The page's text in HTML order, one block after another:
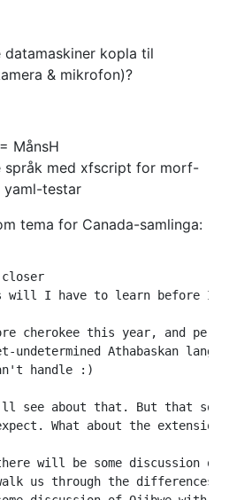
datamaskiner kopla til
& mikrofon)?
MånsH
språk med xfscript for morf-
yaml-testar
tema for Canada-samlinga: